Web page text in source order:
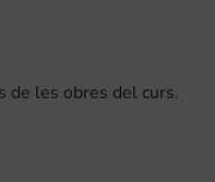
de les obres del curs.